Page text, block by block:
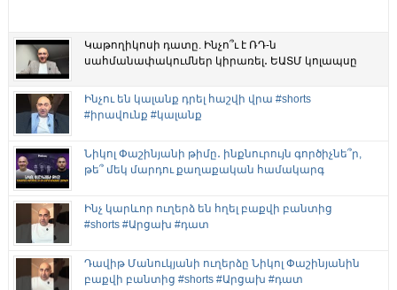
Կաթողիկոսի դատը. Ինչո՞ւ է ՌԴ-ն
սահմանափակումներ կիրառել․ ԵԱՏՄ կոլապսը
Ինչու են կալանք դրել հաշվի վրա #shorts
#իրավունք #կալանք
Նիկոլ Փաշինյանի թիմը․ ինքնուրույն գործիչնե՞ր,
թե՞ մեկ մարդու քաղաքական համակարգ
Ինչ կարևոր ուղերձ են հղել բաքվի բանտից
#shorts #Արցախ #դատ
Դավիթ Մանուկյանի ուղերձը Նիկոլ Փաշինյանին
բաքվի բանտից #shorts #Արցախ #դատ